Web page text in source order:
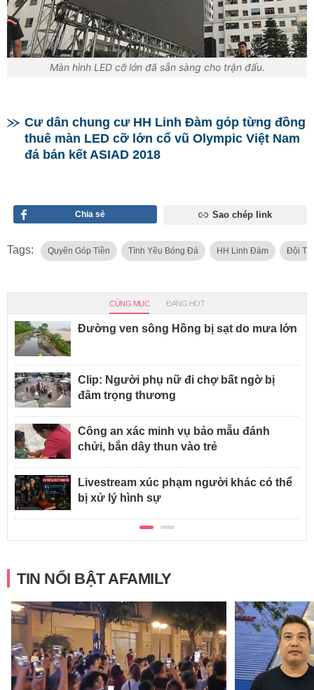
Màn hình LED cỡ lớn đã sẵn sàng cho trận đấu.
Cư dân chung cư HH Linh Đàm góp từng đồng
thuê màn LED cỡ lớn cổ vũ Olympic Việt Nam
đá bán kết ASIAD 2018
Chia sẻ Sao chép link
Tags: Quyên Góp Tiền Tình Yêu Bóng Đá HH Linh Đàm Đội
CÙNG MỤC ĐANG HOT
Đường ven sông Hồng bị sạt do mưa lớn
Clip: Người phụ nữ đi chợ bất ngờ bị
đâm trọng thương
Công an xác minh vụ bảo mẫu đánh
chửi, bắn dây thun vào trẻ
Livestream xúc phạm người khác có thể
bị xử lý hình sự
TIN NỔI BẬT AFAMILY